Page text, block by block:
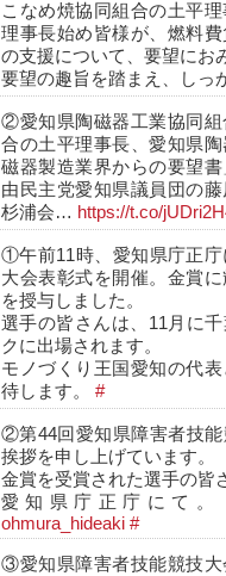
こなめ焼協同組合の土平
理事長始め皆様が、燃料
の支援について、要望にお
要望の趣旨を踏まえ、しっ
②愛知県陶磁器工業協同組
合の土平理事長、愛知県
磁器製造業界からの要望
由民主党愛知県議員団の
杉浦会… https://t.co/
①午前11時、愛知県庁正
大会表彰式を開催。金賞
を授与しました。
選手の皆さんは、11月に
クに出場されます。
モノづくり王国愛知の代
待します。 #
②第44回愛知県障害者技
挨拶を申し上げています。
金賞を受賞された選手の皆
愛知県庁正庁にて。
ohmura_hideaki #
③愛知県障害者技能競技大